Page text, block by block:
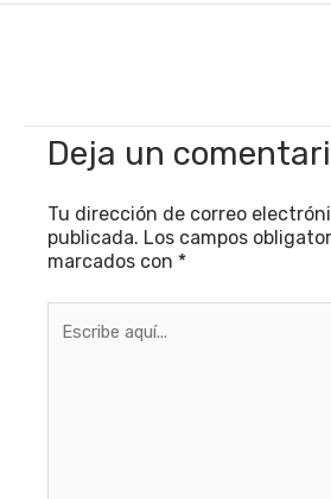
Deja un
Tu dirección de correo
publicada. Los campos
marcados con *
aquí...